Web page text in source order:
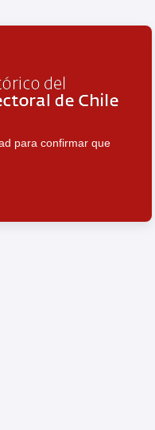
para confirmar que